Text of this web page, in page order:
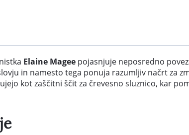
Elaine Magee pojasnjuje neposredno
in namesto tega ponuja razumljiv načrt za
kot zaščitni ščit za črevesno sluznico, kar